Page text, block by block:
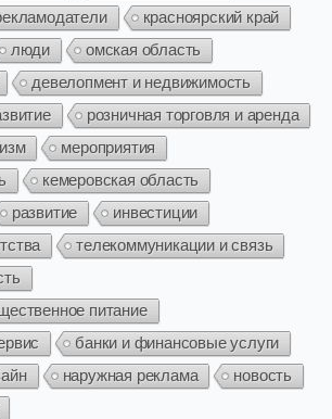
красноярский край
люди
омская область
девелопмент и недвижимость
розничная торговля и аренда
мероприятия
кемеровская область
развитие
инвестиции
телекоммуникации и связь
питание
банки и финансовые услуги
наружная реклама
новость